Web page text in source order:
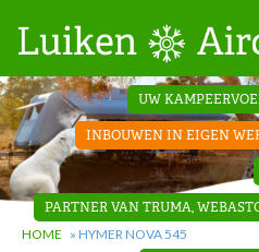
Projecten
Contact
Dakopbouw
airco’s
UW
INBOUWEN IN EIGEN
PARTNER VAN TRUMA,
HOME » HYMER NOVA 545